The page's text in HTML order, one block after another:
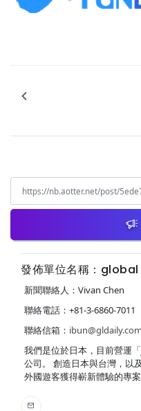
發佈單位名稱：
新聞聯絡人：Vivan Chen
聯絡電話：+81-3-6860-7011
聯絡信箱： ibun@gldaily.com
我們是位於日本，目前營運
公司。 創造日本與台灣，以
外國遊客獲得嶄新體驗的專案